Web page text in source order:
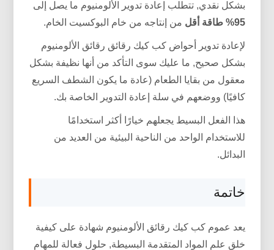
بشكل نقدي, تتطلب إعادة تدوير الألومنيوم ما يصل إلى
95% طاقة أقل
من إنتاجه من خام البوكسيت الخام.
لإعادة تدوير أحواض كب كيك رقائق رقائق الألومنيوم
بشكل صحيح, ما عليك سوى التأكد من أنها نظيفة بشكل
معقول من بقايا الطعام (عادة ما يكون الشطف السريع
كافيًا) ووضعهم في سلة إعادة التدوير الخاصة بك.
هذا الفعل البسيط يجعلهم خيارًا أكثر استخدامًا
للاستخدام الواحد من الناحية البيئية من العديد من
البدائل.
خاتمة
يعد عموم كب كيك رقائق الألومنيوم شهادة على كيفية
خلق علم المواد المتقدمة البسيطة, حلول فعالة للمهام